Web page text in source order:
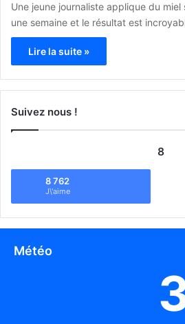
Une jeune journaliste applique du
une semaine et le résultat est
Lire la suite »
Suivez nous !
8
8 762
J\'aime
Météo